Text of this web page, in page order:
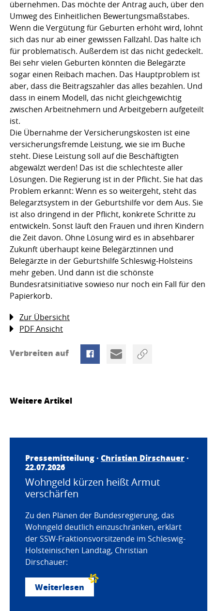
übernehmen. Das möchte der Antrag auch, über den
Umweg des Einheitlichen Bewertungsmaßstabes.
Wenn die Vergütung für Geburten erhöht wird, lohnt
sich das nur ab einer gewissen Fallzahl. Das halte ich
für problematisch. Außerdem ist das nicht gedeckelt.
Bei sehr vielen Geburten könnten die Belegärzte
sogar einen Reibach machen. Das Hauptproblem ist
aber, dass die Beitragszahler das alles bezahlen. Und
dass in einem Modell, das nicht gleichgewichtig
zwischen Arbeitnehmern und Arbeitgebern aufgeteilt
ist.
Die Übernahme der Versicherungskosten ist eine
versicherungsfremde Leistung, wie sie im Buche
steht. Diese Leistung soll auf die Beschäftigten
abgewälzt werden! Das ist die schlechteste aller
Lösungen. Die Regierung ist in der Pflicht. Sie hat das
Problem erkannt: Wenn es so weitergeht, steht das
Belegarztsystem in der Geburtshilfe vor dem Aus. Sie
ist also dringend in der Pflicht, konkrete Schritte zu
entwickeln. Sonst läuft den Frauen und ihren Kindern
die Zeit davon. Ohne Lösung wird es in absehbarer
Zukunft überhaupt keine Belegärztinnen und
Belegärzte in der Geburtshilfe Schleswig-Holsteins
mehr geben. Und dann ist die schönste
Bundesratsinitiative sowieso nur noch ein Fall für den
Papierkorb.
Zur Übersicht
PDF Ansicht
Verbreiten auf
Weitere Artikel
Pressemitteilung · Christian Dirschauer·
22.07.2026
Wohngeld kürzen heißt Armut
verschärfen
Zu den Plänen der Bundesregierung, das
Wohngeld deutlich einzuschränken, erklärt
der SSW-Fraktionsvorsitzende im Schleswig-
Holsteinischen Landtag, Christian
Dirschauer:
Weiterlesen